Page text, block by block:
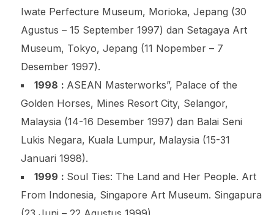
Iwate Perfecture Museum, Morioka, Jepang (30
Agustus – 15 September 1997) dan Setagaya Art
Museum, Tokyo, Jepang (11 Nopember – 7
Desember 1997).
1998 : ASEAN Masterworks”, Palace of the
Golden Horses, Mines Resort City, Selangor,
Malaysia (14-16 Desember 1997) dan Balai Seni
Lukis Negara, Kuala Lumpur, Malaysia (15-31
Januari 1998).
1999 : Soul Ties: The Land and Her People. Art
From Indonesia, Singapore Art Museum. Singapura